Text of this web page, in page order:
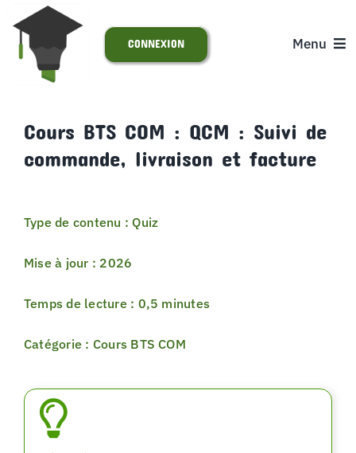
Passer
contenu
Menu
S’INSCRIRE
SUPPORT
CONNEXION
Cours BTS COM : QCM : Suivi de
commande, livraison et facture
Type de contenu : Quiz
Mise à jour : 2026
Temps de lecture : 0,5 minutes
Catégorie : Cours BTS COM